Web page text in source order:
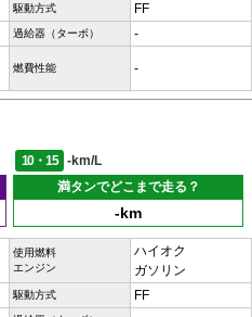
駆動方式 FF
過給器（ターボ） -
燃費性能 -
10・15
-km/L
満タンでどこまで走る？
-km
使用燃料
エンジン
ハイオク
ガソリン
駆動方式 FF